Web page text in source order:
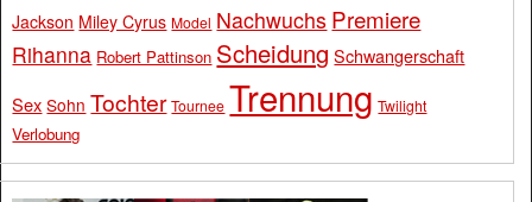
Jackson Miley Cyrus Model Nachwuchs Premiere
Rihanna Robert Pattinson Scheidung Schwangerschaft
Sex Sohn Tochter Tournee Trennung Twilight
Verlobung